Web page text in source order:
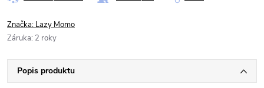
Značka: Lazy Momo
Záruka: 2 roky
Popis produktu